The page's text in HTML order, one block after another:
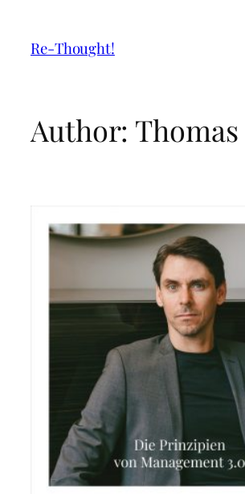
Re-Thought!
Author: Thomas